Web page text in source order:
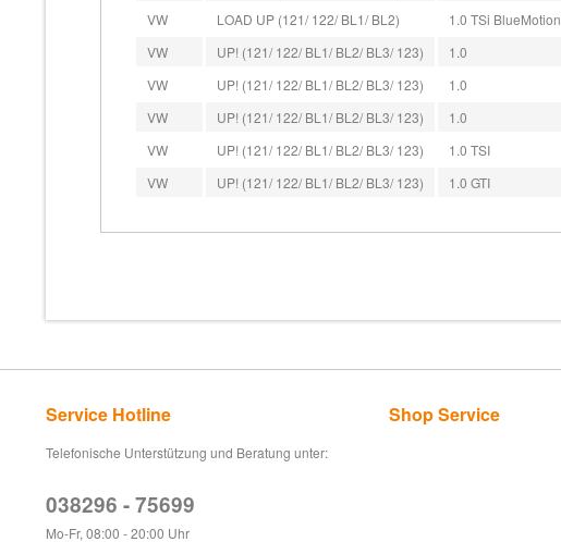
VW
LOAD UP (121/ 122/ BL1/ BL2) 1.0 TSi BlueMotion
VW
UP! (121/ 122/ BL1/ BL2/ BL3/ 123) 1.0
VW
UP! (121/ 122/ BL1/ BL2/ BL3/ 123) 1.0
VW
UP! (121/ 122/ BL1/ BL2/ BL3/ 123) 1.0
VW
UP! (121/ 122/ BL1/ BL2/ BL3/ 123) 1.0 TSI
VW
UP! (121/ 122/ BL1/ BL2/ BL3/ 123) 1.0 GTI
Service Hotline
Telefonische Unterstützung und Beratung unter:
038296 - 75699
Mo-Fr, 08:00 - 20:00 Uhr
Shop Service